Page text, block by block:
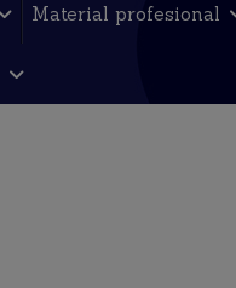
Material profesional